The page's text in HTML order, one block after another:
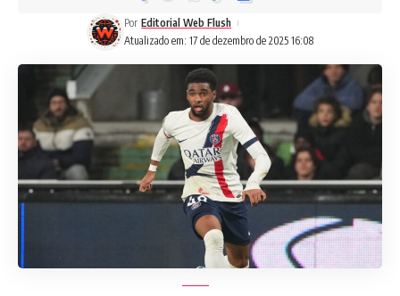
Atualizado em: 17 de dezembro de 2025 16:08
Por Editorial Web Flush